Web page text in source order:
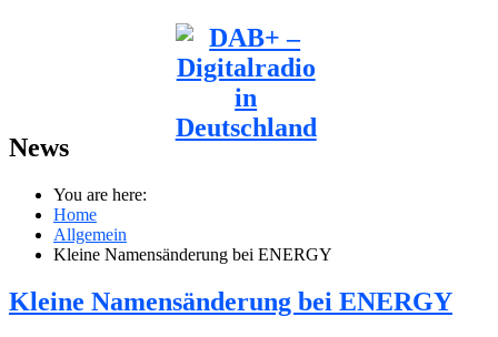
News
You are here:
Home
Allgemein
Kleine Namensänderung bei ENERGY
Kleine Namensänderung bei ENERGY